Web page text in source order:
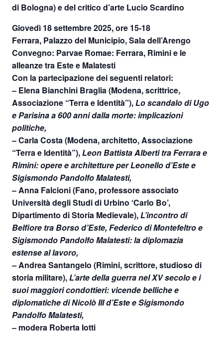
di Bologna) e del critico d’arte Lucio Scardino
Giovedì 18 settembre 2025, ore 15-18
Ferrara, Palazzo del Municipio, Sala dell’Arengo
Convegno: Parvae Romae: Ferrara, Rimini e le
alleanze tra Este e Malatesti
Con la partecipazione dei seguenti relatori:
– Elena Bianchini Braglia (Modena, scrittrice,
Associazione “Terra e Identità”),Lo scandalo di Ugo
e Parisina a 600 anni dalla morte: implicazioni
politiche,
– Carla Costa (Modena, architetto, Associazione
“Terra e Identità”),Leon Battista Alberti tra Ferrara e
Rimini: opere e architetture per Leonello d’Este e
Sigismondo Pandolfo Malatesti,
– Anna Falcioni (Fano, professore associato
Università degli Studi di Urbino ‘Carlo Bo’,
Dipartimento di Storia Medievale),L’incontro di
Belfiore tra Borso d’Este, Federico di Montefeltro e
Sigismondo Pandolfo Malatesti: la diplomazia
estense al lavoro,
–Andrea Santangelo (Rimini, scrittore, studioso di
storia militare),L’arte della guerra nel XV secolo e i
suoi maggiori condottieri: vicende belliche e
diplomatiche di Nicolò III d’Este e Sigismondo
Pandolfo Malatesti,
– modera Roberta Iotti